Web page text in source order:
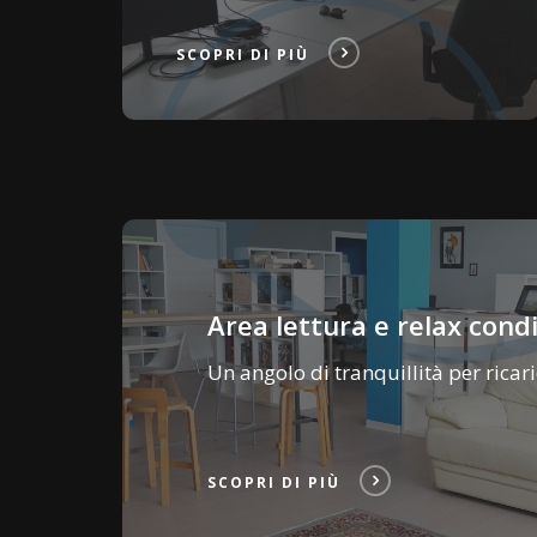
SCOPRI DI PIÙ
Area lettura e relax
Un angolo di tranquillità per
SCOPRI DI PIÙ